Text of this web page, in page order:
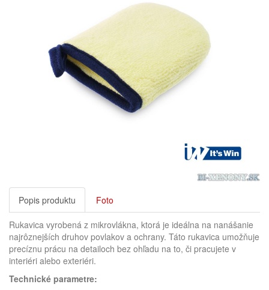
Popis produktu Foto
Rukavica vyrobená z mikrovlákna, ktorá je ideálna na nanášanie
najrôznejších druhov povlakov a ochrany. Táto rukavica umožňuje
precíznu prácu na detailoch bez ohľadu na to, či pracujete v
interiéri alebo exteriéri.
Technické parametre: